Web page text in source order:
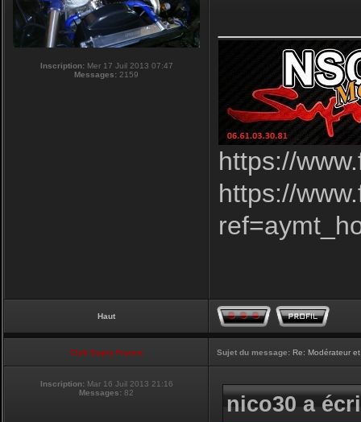
Inscription:Mer 17 Juil 2013 07:47
Messages: 2159
https://
https://
Haut
Club Supra France Sujet du message: Re: Modérateur
Inscription: Mar 16 Juil 2013 21:16
Messages: 82 nico30 a